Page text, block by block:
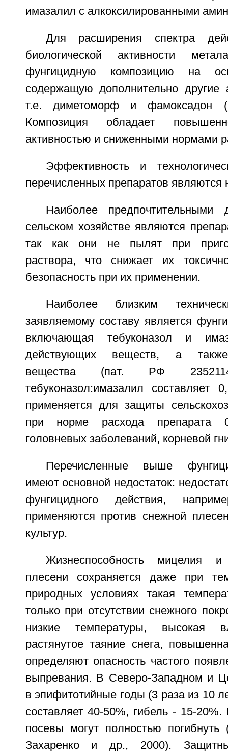
имазалил с алкоксилированными
Для расширения спектра
биологической активности
фунгицидную композицию на
содержащую дополнительно другие
т.е. диметоморф и фамоксадон
Композиция обладает
активностью и сниженными нормами
Эффективность и
перечисленных препаратов являются
Наиболее
сельском хозяйстве являются
так как они не пылят при
раствора, что снижает их
безопасность при их применении.
Наиболее близким
заявляемому составу является
включающая тебуконазол и
действующих веществ, а также
вещества (пат. РФ
тебуконазол:имазалил составляет
применяется для защиты
при норме расхода препарата
головневых заболеваний, корневой
Перечисленные выше
имеют основной недостаток:
фунгицидного действия,
применяются против снежной
культур.
Жизнеспособность мицелия
плесени сохраняется даже при
природных условиях такая
только при отсутствии снежного
низкие температуры, высокая
растянутое таяние снега,
определяют опасность частого
выпревания. В Северо-Западном и
в эпифитотийные годы (3 раза из 10
составляет 40-50%, гибель - 15-
посевы могут полностью
Захаренко и др., 2000).